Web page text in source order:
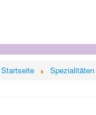
Startseite Spezialitäten